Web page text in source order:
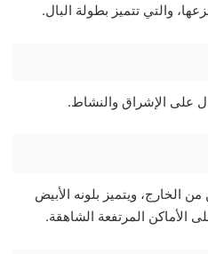
والتي تتميز بطولة البال.
على الإشراق والنشاط.
الخارج، ويتميز بلونه الأبيض
المرتفعة الشاهقة.